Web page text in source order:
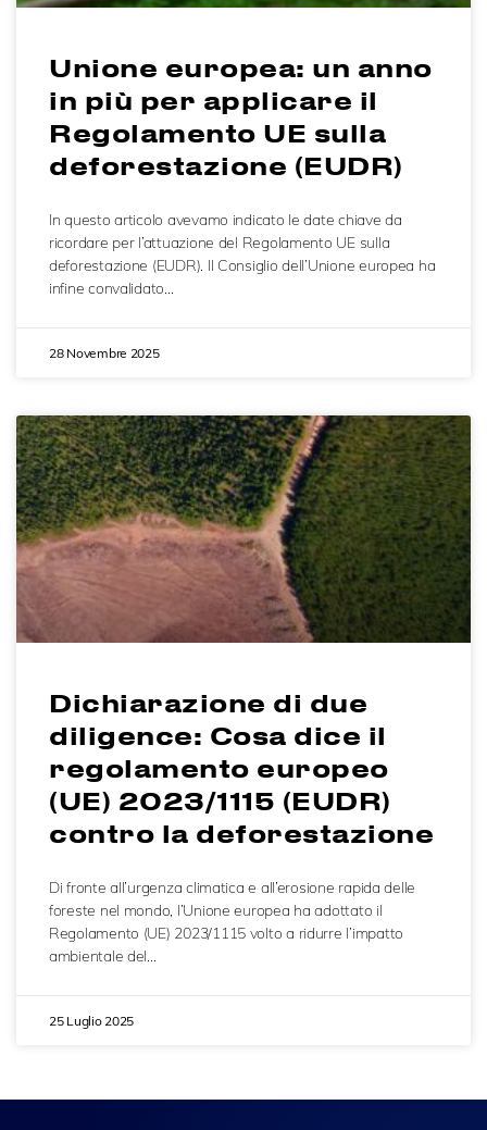
Unione europea: un anno
in più per applicare il
Regolamento UE sulla
deforestazione (EUDR)
In questo articolo avevamo indicato le date chiave da
ricordare per l’attuazione del Regolamento UE sulla
deforestazione (EUDR). Il Consiglio dell’Unione europea ha
infine convalidato…
28 Novembre 2025
Dichiarazione di due
diligence: Cosa dice il
regolamento europeo
(UE) 2023/1115 (EUDR)
contro la deforestazione
Di fronte all’urgenza climatica e all’erosione rapida delle
foreste nel mondo, l’Unione europea ha adottato il
Regolamento (UE) 2023/1115 volto a ridurre l’impatto
ambientale del…
25 Luglio 2025